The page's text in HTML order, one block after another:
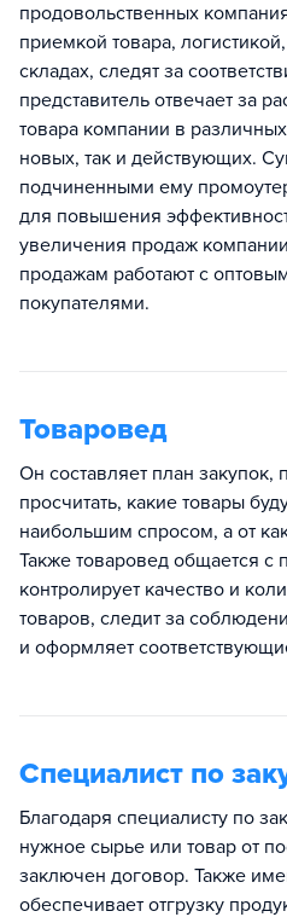
продовольственных
приемкой товара,
складах, следят за
представитель отвечает за
товара компании в
новых, так и действующих.
подчиненными ему
для повышения
увеличения продаж
продажам работают с
покупателями.
Товаровед
Он составляет план закупок,
просчитать, какие товары
наибольшим спросом, а от
Также товаровед общается с
контролирует качество и
товаров, следит за
и оформляет
Специалист по
Благодаря специалисту по
нужное сырье или товар от
заключен договор. Также
обеспечивает отгрузку